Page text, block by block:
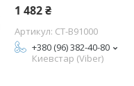
1 482 ₴
CT-B91000
+380 (96) 382-40-80
Киевстар (Viber)